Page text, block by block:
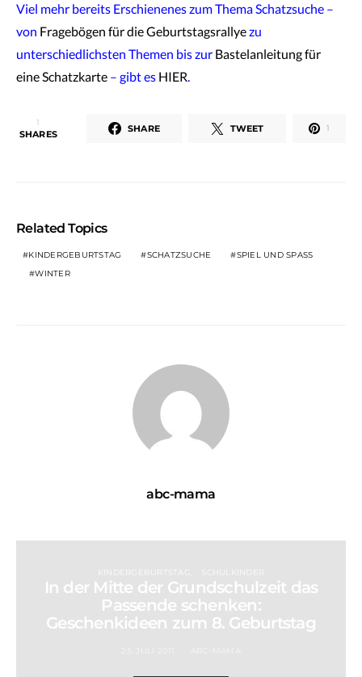
Viel mehr bereits Erschienenes zum Thema Schatzsuche –
von Fragebögen für die Geburtstagsrallyezu
unterschiedlichsten Themen bis zur Bastelanleitung für
eine Schatzkarte – gibt es HIER.
1
SHARES SHARE TWEET 1
Related Topics
KINDERGEBURTSTAG SCHATZSUCHE
SPIEL UND SPASS
WINTER
abc-mama
KINDERGEBURTSTAG SCHULKINDER
In der Mitte der Grundschulzeit das
Passende schenken:
Geschenkideen zum 8. Geburtstag